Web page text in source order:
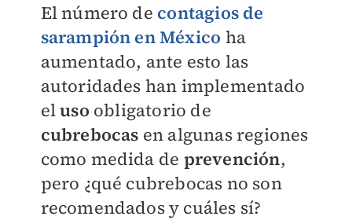
El número de contagios de
sarampión en México ha
aumentado, ante esto las
autoridades han implementado
eluso obligatorio de
cubrebocas en algunas regiones
como medida de prevención,
pero ¿qué cubrebocas no son
recomendados y cuáles sí?